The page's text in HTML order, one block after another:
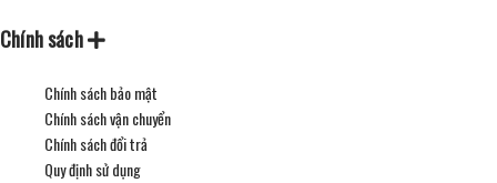
Chính sách
Chính sách bảo mật
Chính sách vận chuyển
Chính sách đổi trả
Quy định sử dụng